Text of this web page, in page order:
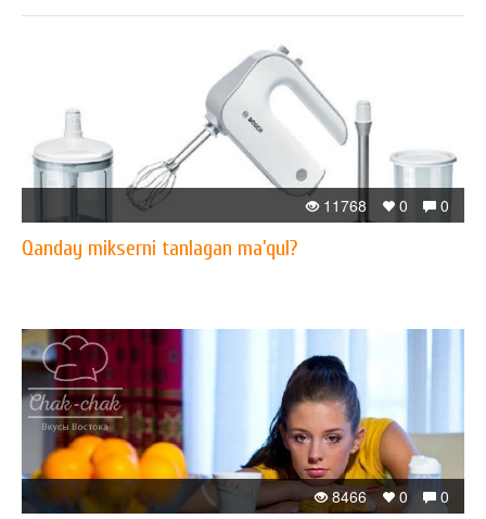
0
0
11768
Qanday mikserni tanlagan ma’qul?
0
0
8466